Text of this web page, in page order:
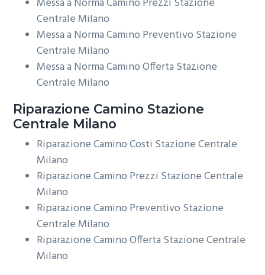
Messa a Norma Camino Prezzi Stazione
Centrale Milano
Messa a Norma Camino Preventivo Stazione
Centrale Milano
Messa a Norma Camino Offerta Stazione
Centrale Milano
Riparazione Camino Stazione
Centrale Milano
Riparazione Camino Costi Stazione Centrale
Milano
Riparazione Camino Prezzi Stazione Centrale
Milano
Riparazione Camino Preventivo Stazione
Centrale Milano
Riparazione Camino Offerta Stazione Centrale
Milano